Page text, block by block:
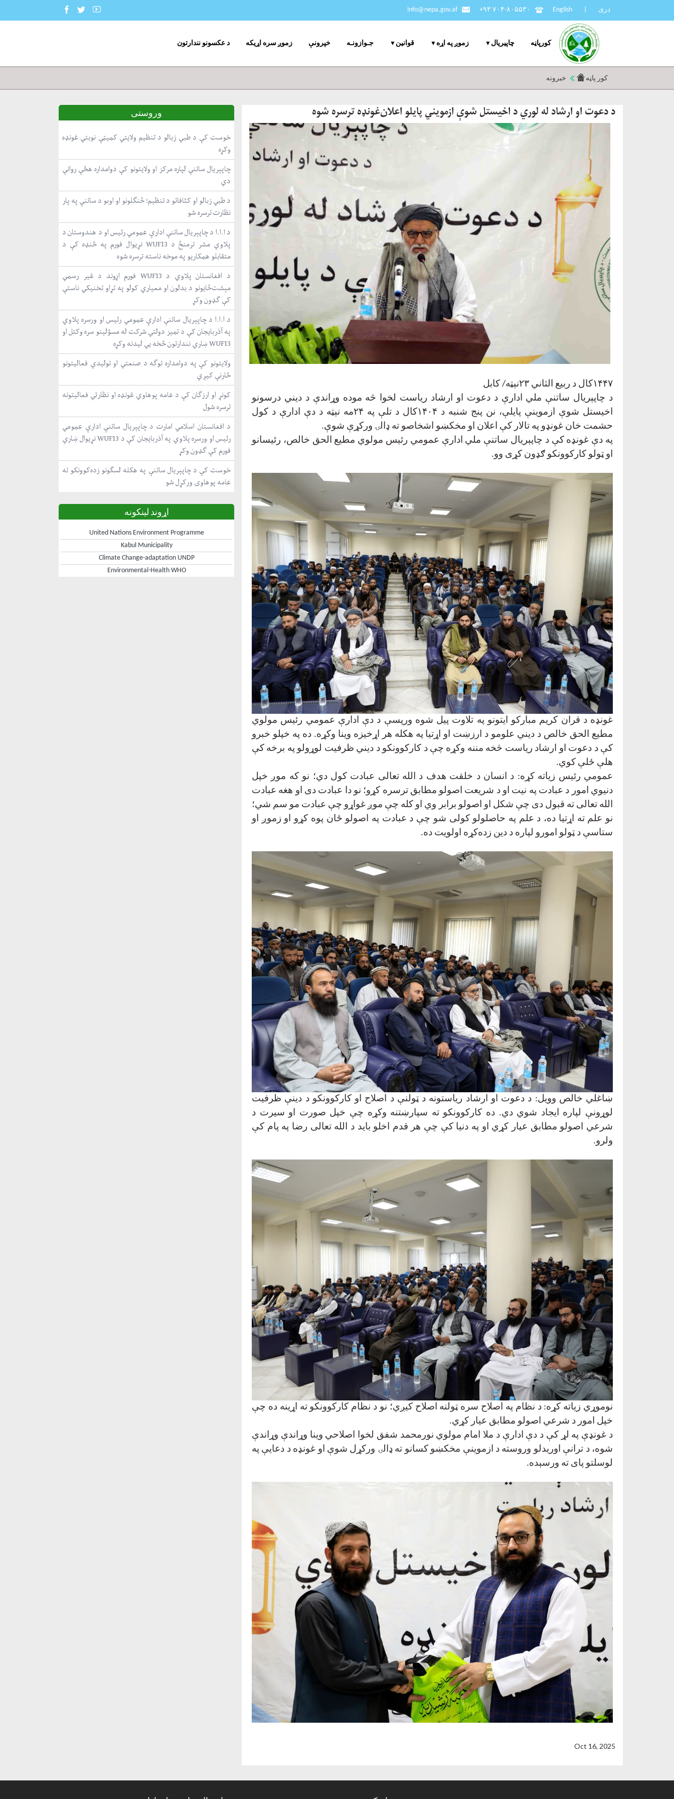
info@nepa.gov.af +۹۳ ۷۰۴-۸۰۵۵۳۰ English دری
د عکسونو نندارتون زموږ سره اړیکه خپرونې جـوازونـه قوانین زموږ په اړه چاپيریال کورپاڼه
خبرونه کور پاڼه
وروستی
خوست کې د طبي زبالو د تنظیم ولایتي کمیټې نوبتي غونډه
وکړه
چاپېریال ساتنې لپاره مرکز او ولایتونو کې دوامداره هڅې روانې
دي
د طبي زبالو او کثافاتو د تنظیم؛ ځنګلونو او اوبو د ساتنې په پار
نظارت ترسره شو
د ا.ا.ا د چاپېریال ساتنې ادارې عمومي رئیس او د هندوستان د
پلاوي مشر ترمنځ د WUF13 نړیوال فورم په څنډه کې د
متقابلو همکاریو په موخه ناسته ترسره شوه
د افغانستان پلاوي د WUF13 فورم اړوند د غیر رسمي
مېشت‌ځایونو د بدلون او معیاري کولو په تړاو تخنیکي ناستې
کې ګډون وکړ
د ا.ا.ا د چاپېریال ساتنې ادارې عمومي رئیس او ورسره پلاوي
په آذربایجان کې د تمیز دولتي شرکت له مسؤلینو سره وکتل او
WUF13 ښاري نندارتون څخه یي لیدنه وکړه
ولایتونو کې په دوامداره توګه د صنعتي او تولیدي فعالیتونو
څارنې کیږي
کونړ او ارزګان کې د عامه پوهاوي غونډه او نظارتي فعالیتونه
ترسره شول
د افغانستان اسلامي امارت د چاپېریال ساتنې ادارې عمومي
رئیس او ورسره پلاوي په آذربایجان کې د WUF13 نړیوال ښاري
فورم کې ګډون وکړ
خوست کې د چاپېریال ساتنې په هکله لسګونو زده‌کوونکو ته
عامه پوهاوی ورکړل شو
اړوند لینکونه
United Nations Environment Programme
Kabul Municipality
Climate Change-adaptation UNDP
Environmental-Health WHO
د دعوت او ارشاد له لوري د اخیستل شوې ازمویني پایلو اعلان‌غونډه ترسره شوه
۱۴۴۷کال د ربیع الثاني ۲۳نېټه/ کابل
د چاپېریال ساتنې ملي ادارې د دعوت او ارشاد ریاست لخوا څه موده وړاندې د دیني درسونو
اخیستل شوې ازموینې پایلې، نن پنج شنبه د ۱۴۰۴ کال د تلې په ۲۴مه نېټه د دې ادارې د کول
حشمت خان غونډو په تالار کې اعلان او مخکښو اشخاصو ته ډالۍ ورکړې شوې.
په دې غونډه کې د چاپېریال ساتنې ملي ادارې عمومي رئیس مولوي مطیع الحق خالص، رئیسانو
او ټولو کارکوونکو ګډون کړی وو.
غونډه د قران کریم مبارکو ایتونو په تلاوت پیل شوه ورپسې د دې ادارې عمومي رئیس مولوي
مطیع الحق خالص د دیني علومو د ارزښت او اړتیا په هکله هر اړخیزه وینا وکړه. ده په خپلو خبرو
کې د دعوت او ارشاد ریاست څخه مننه وکړه چې د کارکوونکو د دیني ظرفیت لوړولو په برخه کې
هلې ځلې کوي.
عمومي رئیس زیاته کړه: د انسان د خلقت هدف د الله تعالی عبادت کول دي؛ نو که موږ خپل
دنیوي امور د عبادت په نیت او د شریعت اصولو مطابق ترسره کړو؛ نو دا عبادت دی او هغه عبادت
الله تعالی ته قبول دی چې شکل او اصولو برابر وي او کله چې موږ غواړو چې عبادت مو سم شي؛
نو علم ته اړتیا ده، د علم په حاصلولو کولی شو چې د عبادت په اصولو ځان پوه کړو او زموږ او
ستاسې د ټولو امورو لپاره د دین زده‌کړه اولویت ده.
ښاغلي خالص وویل: د دعوت او ارشاد ریاستونه د ټولنې د اصلاح او کارکوونکو د دینې ظرفیت
لوړونې لپاره ایجاد شوي دي. ده کارکوونکو ته سپارښتنه وکړه چې خپل صورت او سیرت د
شرعي اصولو مطابق عیار کړي او په دنیا کې چې هر قدم اخلو باید د الله تعالی رضا په پام کې
ولرو.
نوموړي زیاته کړه: د نظام په اصلاح سره ټولنه اصلاح کیږي؛ نو د نظام کارکوونکو ته اړینه ده چې
خپل امور د شرعي اصولو مطابق عیار کړي.
د غونډې په لړ کې د دې ادارې د ملا امام مولوي نورمحمد شفق لخوا اصلاحي وینا وړاندې وړاندې
شوه، د ترانې اوریدلو وروسته د ازموینې مخکښو کسانو ته ډالۍ ورکړل شوې او غونډه د دعایې په
لوسلتو پای ته ورسېده.
Oct 16, 2025